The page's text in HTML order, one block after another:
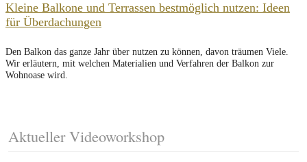
Kleine Balkone und Terrassen bestmöglich nutzen: Ideen
für Überdachungen
Den Balkon das ganze Jahr über nutzen zu können, davon träumen Viele.
Wir erläutern, mit welchen Materialien und Verfahren der Balkon zur
Wohnoase wird.
Aktueller Videoworkshop